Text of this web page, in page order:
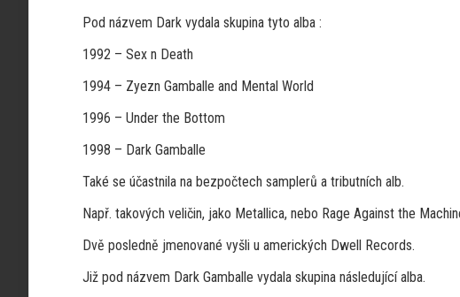
Pod názvem Dark vydala skupina tyto alba :
1992 – Sex n Death
1994 – Zyezn Gamballe and Mental World
1996 – Under the Bottom
1998 – Dark Gamballe
Také se účastnila na bezpočtech samplerů a tributních alb.
Např. takových veličin, jako Metallica, nebo Rage Against the
Dvě posledně jmenované vyšli u amerických Dwell Records.
Již pod názvem Dark Gamballe vydala skupina následující alba.